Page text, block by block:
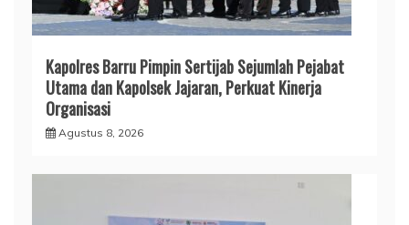
Kapolres Barru Pimpin Sertijab Sejumlah Pejabat
Utama dan Kapolsek Jajaran, Perkuat Kinerja
Organisasi
Agustus 8, 2026